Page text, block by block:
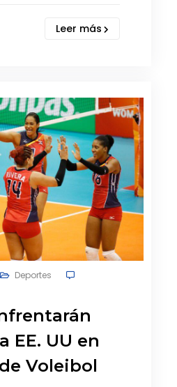
Leer más
Deportes
EE. UU en
Voleibol